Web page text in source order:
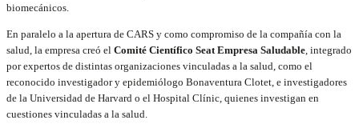
biomecánicos.
En paralelo a la apertura de CARS y como compromiso de la compañía con la
salud, la empresa creó el Comité Científico Seat Empresa Saludable , integrado
por expertos de distintas organizaciones vinculadas a la salud, como el
reconocido investigador y epidemiólogo Bonaventura Clotet, e investigadores
de la Universidad de Harvard o el Hospital Clínic, quienes investigan en
cuestiones vinculadas a la salud.